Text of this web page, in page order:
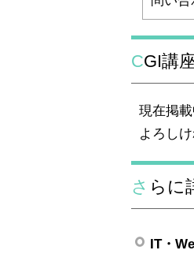
CGI講
現在掲
よろし
さら
IT・